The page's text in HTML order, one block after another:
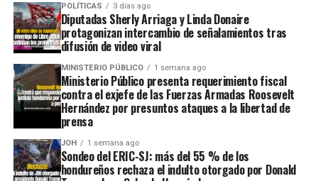
POLÍTICAS 3 días ago
Diputadas Sherly Arriaga y Linda Donaire
protagonizan intercambio de señalamientos tras
difusión de video viral
MINISTERIO PÚBLICO 1 semana ago
Ministerio Público presenta requerimiento fiscal
contra el exjefe de las Fuerzas Armadas Roosevelt
Hernández por presuntos ataques a la libertad de
prensa
JOH 1 semana ago
Sondeo del ERIC-SJ: más del 55 % de los
hondureños rechaza el indulto otorgado por Donald